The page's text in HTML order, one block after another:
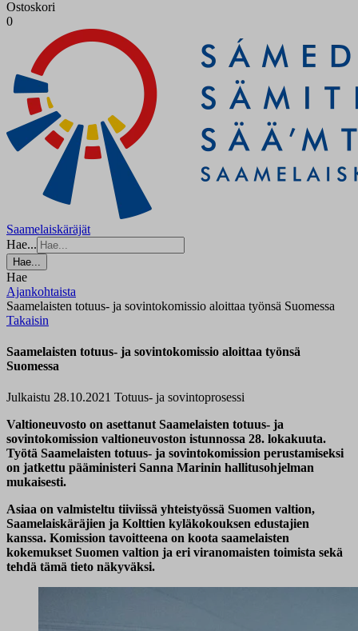
Ostoskori
0
Saamelaiskäräjät
Hae...
Hae...
Hae
Ajankohtaista
Saamelaisten totuus- ja sovintokomissio aloittaa työnsä Suomessa
Takaisin
Saamelaisten totuus- ja sovintokomissio aloittaa työnsä
Suomessa
Julkaistu 28.10.2021 Totuus- ja sovintoprosessi
Valtioneuvosto on asettanut Saamelaisten totuus- ja
sovintokomission valtioneuvoston istunnossa 28. lokakuuta.
Työtä Saamelaisten totuus- ja sovintokomission perustamiseksi
on jatkettu pääministeri Sanna Marinin hallitusohjelman
mukaisesti.
Asiaa on valmisteltu tiiviissä yhteistyössä Suomen valtion,
Saamelaiskäräjien ja Kolttien kyläkokouksen edustajien
kanssa. Komission tavoitteena on koota saamelaisten
kokemukset Suomen valtion ja eri viranomaisten toimista sekä
tehdä tämä tieto näkyväksi.